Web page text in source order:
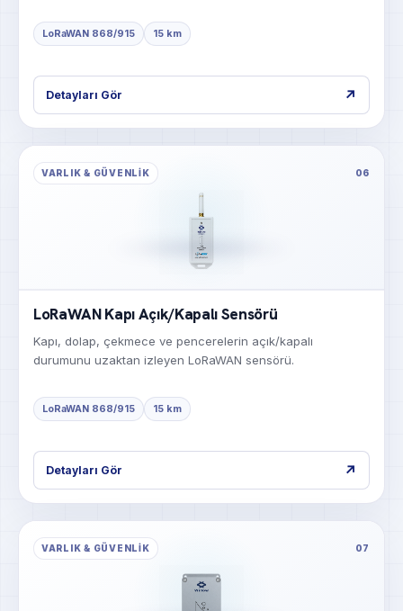
LoRaWAN 868/915 15 km
Detayları Gör ↗
VARLIK & GÜVENLIK 06
LoRaWAN Kapı Açık/Kapalı Sensörü
Kapı, dolap, çekmece ve pencerelerin açık/kapalı
durumunu uzaktan izleyen LoRaWAN sensörü.
LoRaWAN 868/915 15 km
Detayları Gör ↗
VARLIK & GÜVENLIK 07